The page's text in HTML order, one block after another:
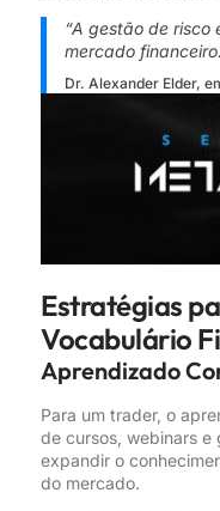
“A gestão de
mercado
Dr. Alexander Elder,
Estratégias
Vocabulário
Aprendizado
Para um trader, o
de cursos, webinars e
expandir o
do mercado.